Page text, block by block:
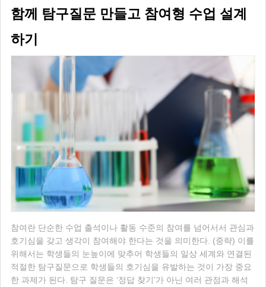
함께 탐구질문 만들고 참여형 수업 설계
하기
참여란 단순한 수업 출석이나 활동 수준의 참여를 넘어서서 관심과
호기심을 갖고 생각이 참여해야 한다는 것을 의미한다. (중략) 이를
위해서는 학생들의 눈높이에 맞추어 학생들의 일상 세계와 연결된
적절한 탐구질문으로 학생들의 호기심을 유발하는 것이 가장 중요
한 과제가 된다. 탐구 질문은 ‘정답 찾기’가 아닌 여러 관점과 해석